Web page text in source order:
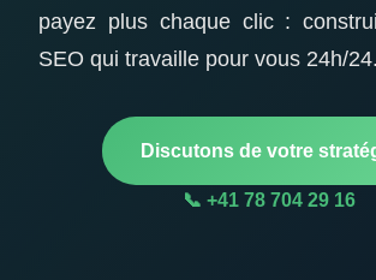
payez plus chaque clic :
SEO qui travaille pour vous 24h/24.
Discutons de votre
📞 +41 78 704 29 16